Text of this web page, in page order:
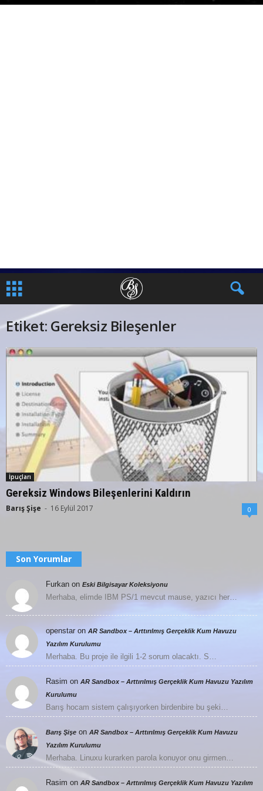
Etiket: Gereksiz Bileşenler
İpuçları
Gereksiz Windows Bileşenlerini Kaldırın
Barış Şişe - 16 Eylül 2017 0
Son Yorumlar
Furkan on Eski Bilgisayar Koleksiyonu
Merhaba, elimde IBM PS/1 mevcut mause, yazıcı her…
openstar on AR Sandbox – Arttırılmış Gerçeklik Kum Havuzu
Yazılım Kurulumu
Merhaba. Bu proje ile ilgili 1-2 sorum olacaktı. S…
Rasim on AR Sandbox – Arttırılmış Gerçeklik Kum Havuzu Yazılım
Kurulumu
Barış hocam sistem çalışıyorken birdenbire bu şeki…
Barış Şişe on AR Sandbox – Arttırılmış Gerçeklik Kum Havuzu
Yazılım Kurulumu
Merhaba. Linuxu kurarken parola konuyor onu girmen…
Rasim on AR Sandbox – Arttırılmış Gerçeklik Kum Havuzu Yazılım